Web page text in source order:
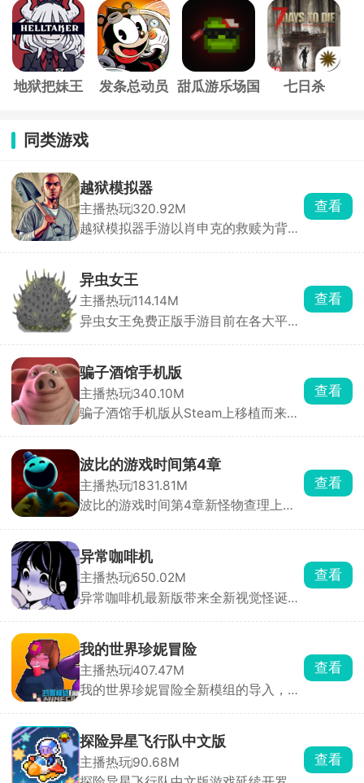
歌
地狱把妹王 发条总动员
甜瓜游乐场国
七日杀
同类游戏
越狱模拟器
主播热玩320.92M
越狱模拟器手游以肖申克的救赎为背景
一场大逃亡。躲避警卫严密的监视，想
方设法的获取丰富的工具，一点一滴的
挖掘，制定缜密的越狱计划，解决各种
谜题和挑战，顺利逃离监狱。
查看
异虫女王
主播热玩114.14M
异虫女王免费正版手游目前在各大平台
在这个弱肉强食的世界里吞噬进化，击
败更多的小虫子，收入麾下，组建属于
自己的专属虫族团队，成为虫虫界的女
王，带领你的虫虫队伍称霸整个世界。
查看
骗子酒馆手机版
主播热玩340.10M
骗子酒馆手机版从Steam上移植而来，
理博弈战。当你能预判对手的预判，便
能成为真正的胜利者。利用所获得的所
有线索进行推理，警惕其他玩家的欺诈
行为，同时也要骗过其他的选手，绞尽
查看
波比的游戏时间第4章
主播热玩1831.81M
波比的游戏时间第4章新怪物查理上
拼线索一边回头看，小心随机出现的怪
物，解开各种谜题，收集线索碎片，找
到逃生的出口。
查看
异常咖啡机
主播热玩650.02M
异常咖啡机最新版带来全新视觉怪诞模
其中且隐藏着很大的奥秘，输入不同的
单词，给咖啡机添加不同的配方，制作
出不同口味的咖啡，像拿铁、美式等
等，给神秘少女品尝不同口味的咖啡，
查看
我的世界珍妮冒险
主播热玩407.47M
我的世界珍妮冒险全新模组的导入，除
全新像素沙盒大陆中收集重要的资源，
加工成宝石才能俘获珍妮的芳心，从而
触发神秘任务，和珍妮一起探索冒险，
查看
探险异星飞行队中文版
主播热玩90.68M
查看